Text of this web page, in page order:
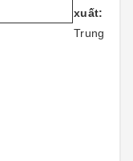
xuất:
Trung